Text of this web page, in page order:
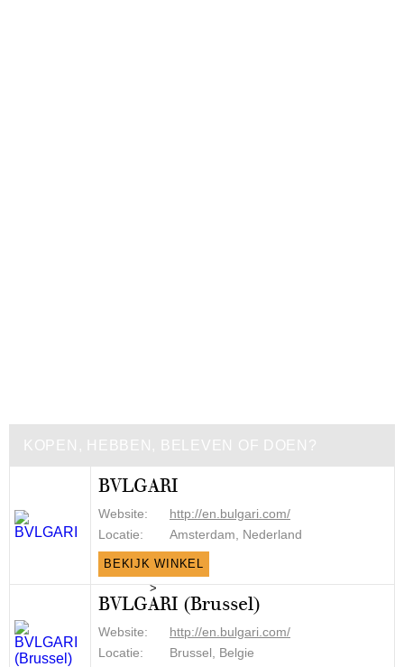
KOPEN, HEBBEN, BELEVEN OF DOEN?
BVLGARI
Website:
http://en.bulgari.com/
Locatie:
Amsterdam, Nederland
BEKIJK WINKEL
>
BVLGARI (Brussel)
Website:
http://en.bulgari.com/
Locatie:
Brussel, Belgie